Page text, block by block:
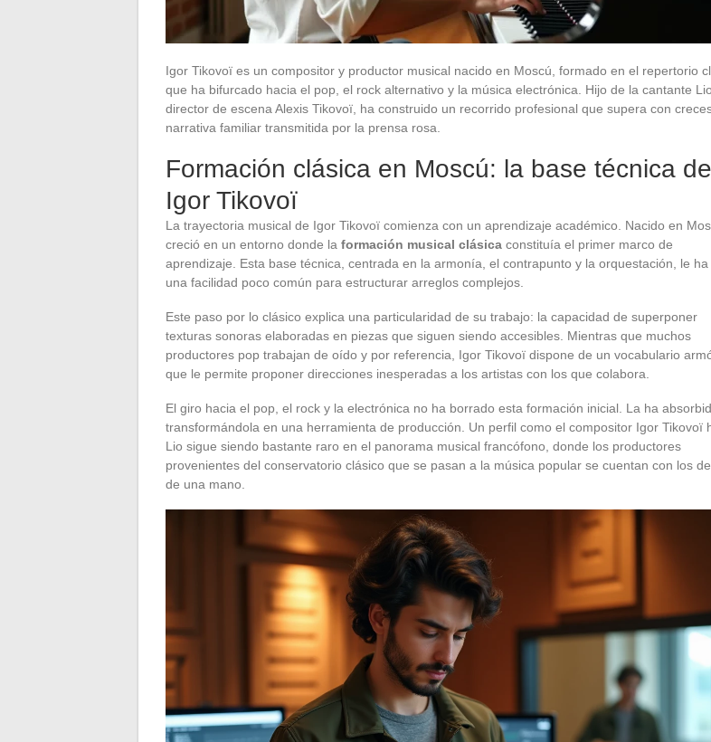
Igor Tikovoï es un compositor y productor musical nacido en Moscú, formado en el repertorio
que ha bifurcado hacia el pop, el rock alternativo y la música electrónica. Hijo de la cantante
director de escena Alexis Tikovoï, ha construido un recorrido profesional que supera con
narrativa familiar transmitida por la prensa rosa.
Formación clásica en Moscú: la base técnica de
Igor Tikovoï
La trayectoria musical de Igor Tikovoï comienza con un aprendizaje académico. Nacido en
creció en un entorno donde la formación musical clásica constituía el primer marco de
aprendizaje. Esta base técnica, centrada en la armonía, el contrapunto y la orquestación, le ha
una facilidad poco común para estructurar arreglos complejos.
Este paso por lo clásico explica una particularidad de su trabajo: la capacidad de superponer
texturas sonoras elaboradas en piezas que siguen siendo accesibles. Mientras que muchos
productores pop trabajan de oído y por referencia, Igor Tikovoï dispone de un vocabulario
que le permite proponer direcciones inesperadas a los artistas con los que colabora.
El giro hacia el pop, el rock y la electrónica no ha borrado esta formación inicial. La ha
transformándola en una herramienta de producción. Un perfil como el compositor Igor Tikovoï
Lio sigue siendo bastante raro en el panorama musical francófono, donde los productores
provenientes del conservatorio clásico que se pasan a la música popular se cuentan con los
de una mano.